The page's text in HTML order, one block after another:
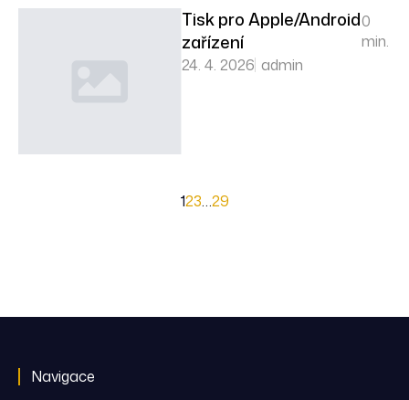
Tisk pro Apple/Android
zařízení
0
min.
24. 4. 2026 admin
123…29
Navigace